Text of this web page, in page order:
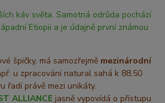
káv světa. Samotná odrůda pochází
Etiopii a je údajně první známou
špičky, má samozřejmě mezinárodní
u zpracování natural sahá k 88,50
řadí právě mezi unikáty.
ALLIANCE jasně vypovídá o přístupu